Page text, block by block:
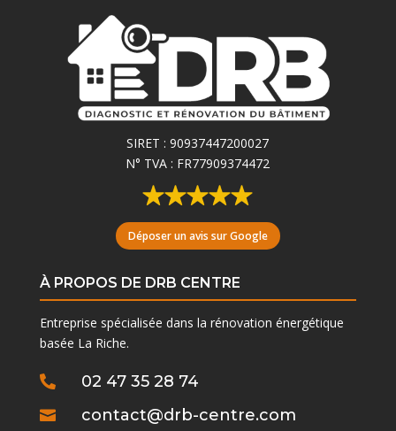
SIRET :90937447200027
N° TVA : FR77909374472
Déposer un avis sur Google
À PROPOS DE DRB CENTRE
Entreprise spécialisée dans la rénovation énergétique
basée La Riche.
 02 47 35 28 74
 contact@drb-centre.com